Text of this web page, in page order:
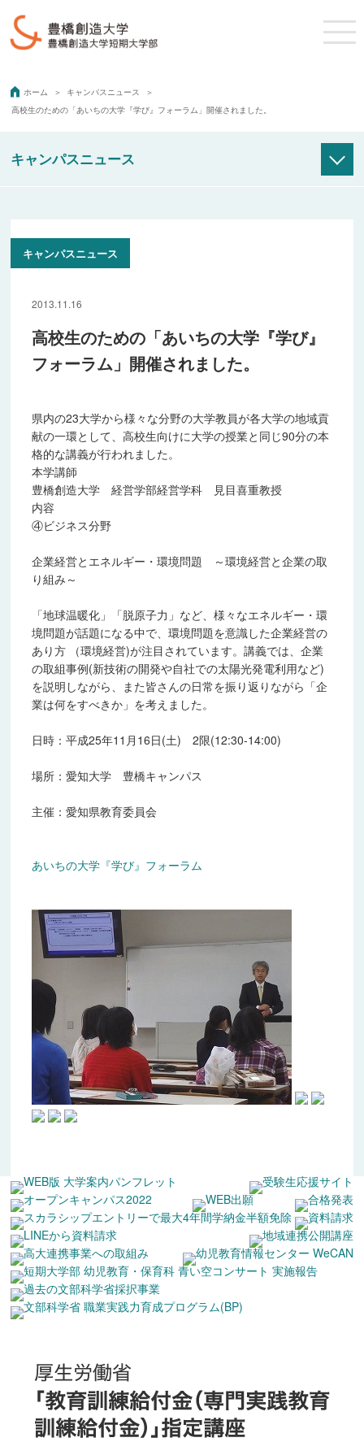
ホーム
キャンパスニュース
高校生のための「あいちの大学『学び』フォーラム」開催されました。
キャンパスニュース
保健医療学部 理学療法学科
経営学部 経営学科
短期大学部 幼児教育・保育科
短期大学部 キャリアプランニング科
地域連携・公開講座
アーカイブ
2011年度
2012年度
2013年度
2015年度
2016年度
2017年度
2018年度
2019年度
2020年度
2013.11.16
高校生のための「あいちの大学『学び』
フォーラム」開催されました。
県内の23大学から様々な分野の大学教員が各大学の地域貢
献の一環として、高校生向けに大学の授業と同じ90分の本
格的な講義が行われました。
本学講師
豊橋創造大学 経営学部経営学科 見目喜重教授
内容
④ビジネス分野
企業経営とエネルギー・環境問題 ～環境経営と企業の取
り組み～
「地球温暖化」「脱原子力」など、様々なエネルギー・環
境問題が話題になる中で、環境問題を意識した企業経営の
あり方 （環境経営)が注目されています。講義では、企業
の取組事例(新技術の開発や自社での太陽光発電利用など)
を説明しながら、また皆さんの日常を振り返りながら「企
業は何をすべきか」を考えました。
日時：平成25年11月16日(土) 2限(12:30-14:00)
場所：愛知大学 豊橋キャンパス
主催：愛知県教育委員会
あいちの大学『学び』フォーラム